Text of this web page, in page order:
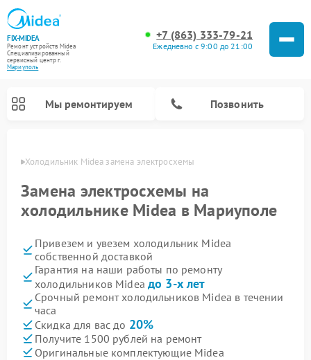
FIX-MIDEA
Ремонт устройств Midea
Специализированный
cервисный центр г.
Мариуполь
+7 (863) 333-79-21
Ежедневно с 9:00 до 21:00
Мы ремонтируем Позвонить
Холодильник Midea замена электросхемы
Замена электросхемы на
холодильнике Midea в Мариуполе
Привезем и увезем холодильник Midea
собственной доставкой
Гарантия на наши работы по ремонту
холодильников Mideaдо 3-х лет
Срочный ремонт холодильников Midea в течении
часа
Скидка для вас до 20%
Получите 1500 рублей на ремонт
Оригинальные комплектующие Midea